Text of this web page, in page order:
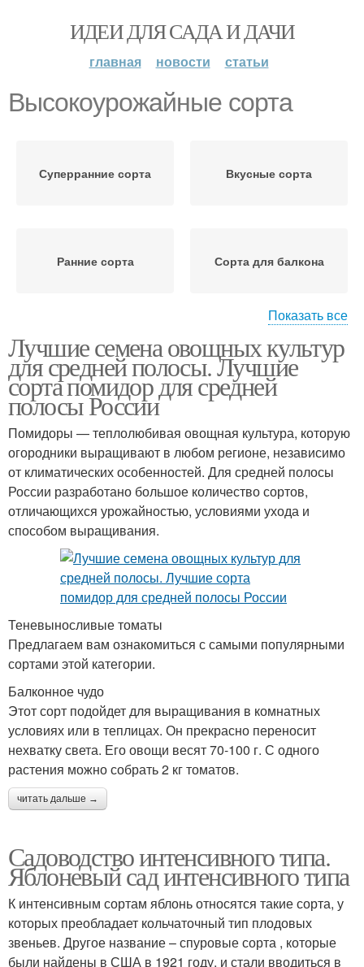
ИДЕИ ДЛЯ САДА И ДАЧИ
главная новости статьи
Высокоурожайные сорта
Суперранние сорта Вкусные сорта
Ранние сорта Сорта для балкона
выращивания
Урожайные сорта
Яблони по сортам
Показать все
Лучшие семена овощных культур
для средней полосы. Лучшие
сорта помидор для средней
полосы России
Помидоры — теплолюбивая овощная культура, которую
огородники выращивают в любом регионе, независимо
от климатических особенностей. Для средней полосы
России разработано большое количество сортов,
отличающихся урожайностью, условиями ухода и
способом выращивания.
Теневыносливые томаты
Предлагаем вам ознакомиться с самыми популярными
сортами этой категории.
Балконное чудо
Этот сорт подойдет для выращивания в комнатных
условиях или в теплицах. Он прекрасно переносит
нехватку света. Его овощи весят 70-100 г. С одного
растения можно собрать 2 кг томатов.
читать дальше →
Садоводство интенсивного типа.
Яблоневый сад интенсивного типа
К интенсивным сортам яблонь относятся такие сорта, у
которых преобладает кольчаточный тип плодовых
звеньев. Другое название – спуровые сорта , которые
были найдены в США в 1921 году, и стали вводиться в